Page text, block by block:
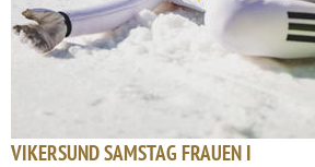
VIKERSUND SAMSTAG FRAUEN I